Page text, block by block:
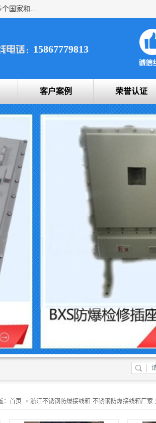
浙创防爆公司产品得到了 国内外广大用户的青眯，销售网络遍布全国各地及远销东南亚，非洲，中东，大洋州等60多个国家和地区，并初步建立起以中国大陆为总部的全球营销体系。 专业生产：防爆电气，BXMD系列防爆照明动力配电箱，BJX防爆接线箱，BKX防爆控制箱，防爆检修电源箱，防爆开关箱，不锈钢防爆箱，201/304/316不锈钢防爆配电箱系列， 防爆防腐系列，防爆防腐操作柱，防爆防腐控制箱 浙创防爆
15867779813
客户案例 荣誉认证
首页 -> 浙江不锈钢防爆接线箱-不锈钢防爆接线箱厂家